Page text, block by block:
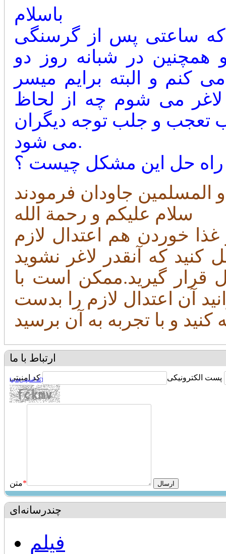
باسلام
که ساعتی پس از گرسنگی
در شبانه روز دو
کنم و البته برایم میسر
می شوم چه از لحاظ
و جلب توجه دیگران
می شود.
راه حل این مشکل چیست ؟
سلام علیکم و رحمة الله
خوردن هم اعتدال لازم
که آنقدر لاغر نشوید
قرار گیرید.ممکن است با
آن اعتدال لازم را بدست
ارتباط با ما
پست الکترونیکی کد امنیتی[کد امنیتی جدید]
متن*
چندرسانه‌ای
فیلم